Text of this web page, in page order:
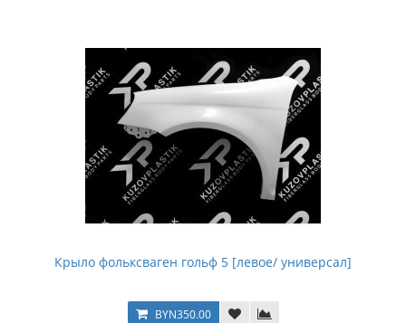
Крыло фольксваген гольф 5 [левое/ универсал]
BYN350.00